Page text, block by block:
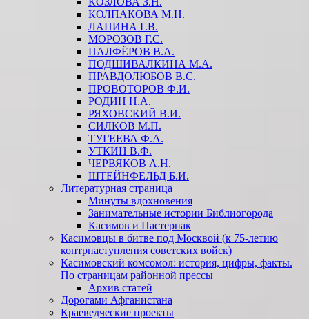
КОЛПАКОВА М.Н.
ЛАПИНА Г.В.
МОРОЗОВ Г.С.
ПАЛФЁРОВ В.А.
ПОДШИВАЛКИНА М.А.
ПРАВДОЛЮБОВ В.С.
ПРОВОТОРОВ Ф.И.
РОДИН Н.А.
РЯХОВСКИЙ В.И.
СИЛКОВ М.П.
ТУГЕЕВА Ф.А.
УТКИН В.Ф.
ЧЕРВЯКОВ А.Н.
ШТЕЙНФЕЛЬД Б.И.
Литературная страница
Минуты вдохновения
Занимательные истории Библиогорода
Касимов и Пастернак
Касимовцы в битве под Москвой (к 75-летию
контрнаступления советских войск)
Касимовский комсомол: история, цифры, факты.
По страницам районной прессы
Архив статей
Дорогами Афганистана
Краеведческие проекты